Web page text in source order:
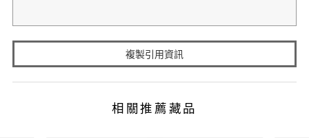
複製引用資訊
相關推薦藏品